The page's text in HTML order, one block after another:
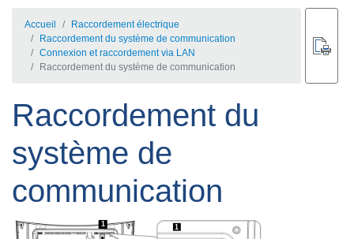
Accueil
Raccordement électrique
Raccordement du système de communication
Connexion et raccordement via LAN
Raccordement du système de communication
Raccordement du
système de
communication
1 1